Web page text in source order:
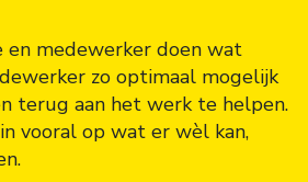
en medewerker doen wat
zo optimaal mogelijk
terug aan het werk te helpen.
vooral op wat er wèl kan,